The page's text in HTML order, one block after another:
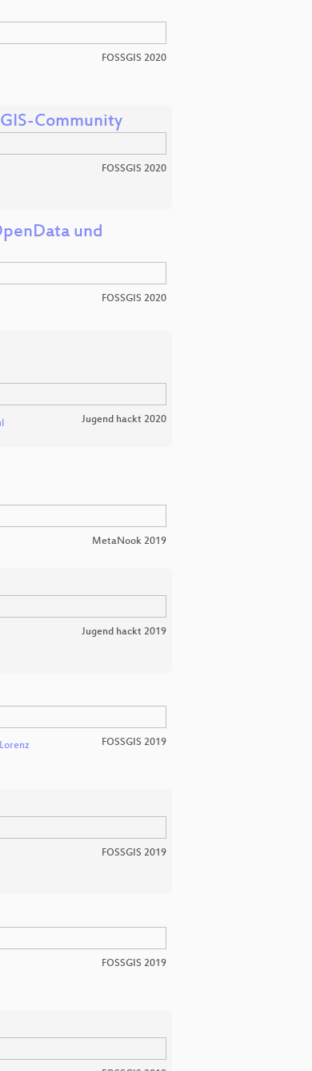
FOSSGIS 2020
Community
FOSSGIS 2020
und
FOSSGIS 2020
Jugend hackt 2020
MetaNook 2019
Jugend hackt 2019
FOSSGIS 2019
FOSSGIS 2019
FOSSGIS 2019